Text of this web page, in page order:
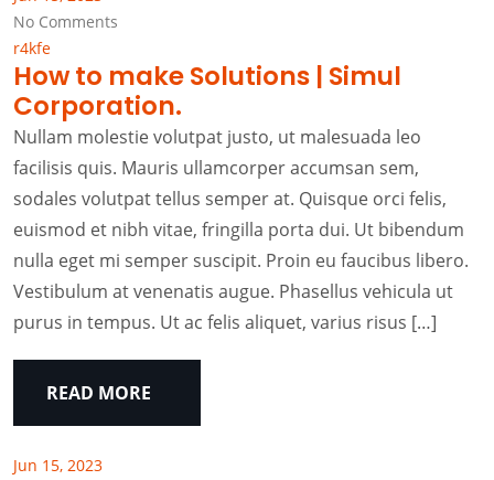
No Comments
r4kfe
How to make Solutions | Simul
Corporation.
Nullam molestie volutpat justo, ut malesuada leo
facilisis quis. Mauris ullamcorper accumsan sem,
sodales volutpat tellus semper at. Quisque orci felis,
euismod et nibh vitae, fringilla porta dui. Ut bibendum
nulla eget mi semper suscipit. Proin eu faucibus libero.
Vestibulum at venenatis augue. Phasellus vehicula ut
purus in tempus. Ut ac felis aliquet, varius risus […]
READ MORE
Jun 15, 2023